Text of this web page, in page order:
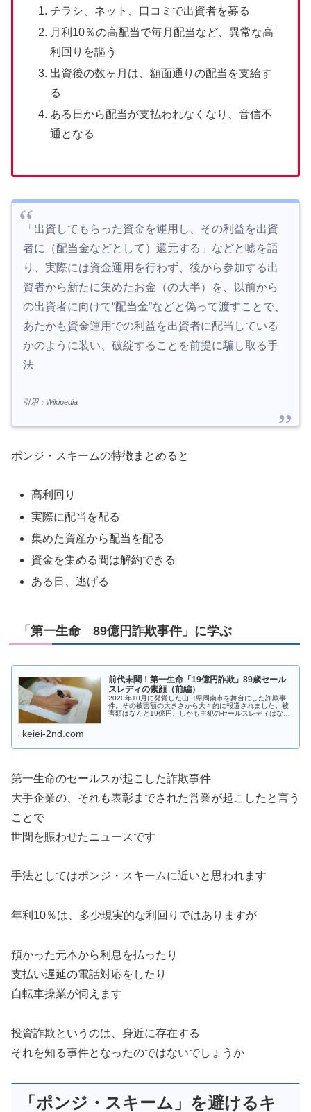
チラシ、ネット、口コミで出資者を募る
月利10％の高配当で毎月配当など、異常な高
利回りを謳う
出資後の数ヶ月は、額面通りの配当を支給す
る
ある日から配当が支払われなくなり、音信不
通となる
「出資してもらった資金を運用し、その利益を出資
者に（配当金などとして）還元する」などと嘘を語
り、実際には資金運用を行わず、後から参加する出
資者から新たに集めたお金（の大半）を、以前から
の出資者に向けて“配当金”などと偽って渡すことで、
あたかも資金運用での利益を出資者に配当している
かのように装い、破綻することを前提に騙し取る手
法
引用：Wikipedia
ポンジ・スキームの特徴まとめると
高利回り
実際に配当を配る
集めた資産から配当を配る
資金を集める間は解約できる
ある日、逃げる
「第一生命 89億円詐欺事件」に学ぶ
前代未聞！第一生命「19億円詐欺」89歳セール
スレディの素顔（前編）
2020年10月に発覚した山口県周南市を舞台にした詐欺事
件。その被害額の大きさから大々的に報道されました。被
害額はなんと19億円。しかも主犯のセールスレディはなん
keiei-2nd.com
第一生命のセールスが起こした詐欺事件
大手企業の、それも表彰までされた営業が起こしたと言う
ことで
世間を賑わせたニュースです
手法としてはポンジ・スキームに近いと思われます
年利10％は、多少現実的な利回りではありますが
預かった元本から利息を払ったり
支払い遅延の電話対応をしたり
自転車操業が伺えます
投資詐欺というのは、身近に存在する
それを知る事件となったのではないでしょうか
「ポンジ・スキーム」を避けるキ